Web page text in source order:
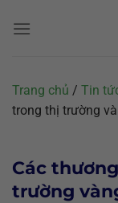
đến
Trang chủ / Tin
trong thị trường
Các
trường